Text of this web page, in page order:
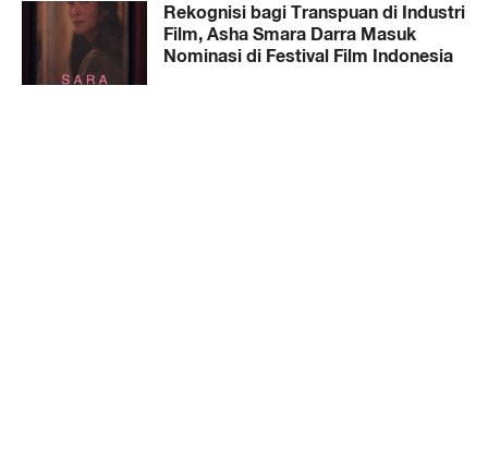
Rekognisi bagi Transpuan di Industri
Film, Asha Smara Darra Masuk
Nominasi di Festival Film Indonesia